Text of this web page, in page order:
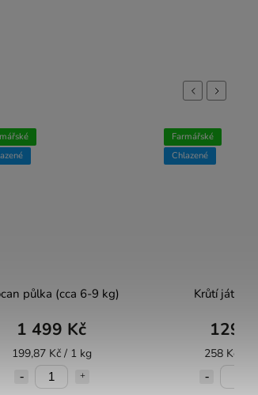
Previous
půlka (cca 6-9 kg)
1 499 Kč
199,87 Kč / 1 kg
Farmářské
Chlazené
Krůtí játra
129
258 Kč / 1
Next